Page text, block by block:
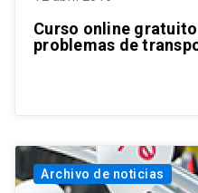
Curso online
problemas de
Archivo de noticias